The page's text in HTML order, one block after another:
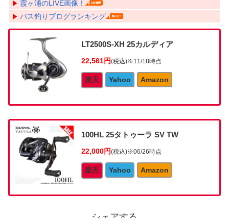
霞ヶ浦のLIVE画像！
バス釣りブログランキング
LT2500S-XH 25カルディア
22,561円(税込)※11/18時点
楽天 Yahoo Amazon
100HL 25タトゥーラ SV TW
22,000円(税込)※06/26時点
楽天 Yahoo Amazon